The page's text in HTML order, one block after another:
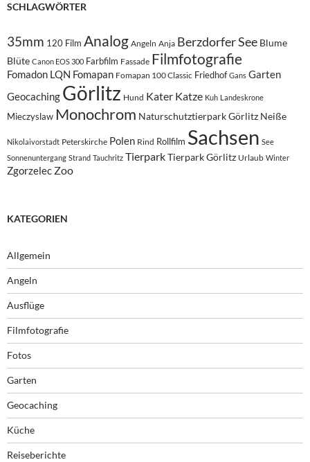
SCHLAGWÖRTER
35mm 120 Film Analog Angeln Anja Berzdorfer See Blume
Blüte Canon EOS 300 Farbfilm Fassade Filmfotografie
Fomadon LQN Fomapan Fomapan 100 Classic Friedhof Gans Garten
Geocaching Görlitz Hund Kater Katze Kuh Landeskrone
Mieczyslaw Monochrom Naturschutztierpark Görlitz Neiße
Nikolaivorstadt Peterskirche Polen Rind Rollfilm Sachsen See
Sonnenuntergang Strand Tauchritz TierparkTierpark Görlitz Urlaub Winter
Zgorzelec Zoo
KATEGORIEN
Allgemein
Angeln
Ausflüge
Filmfotografie
Fotos
Garten
Geocaching
Küche
Reiseberichte